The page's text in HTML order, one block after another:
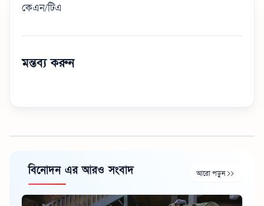
কেএন/টিএ
মন্তব্য করুন
বিনোদন এর আরও সংবাদ আরো পড়ুন